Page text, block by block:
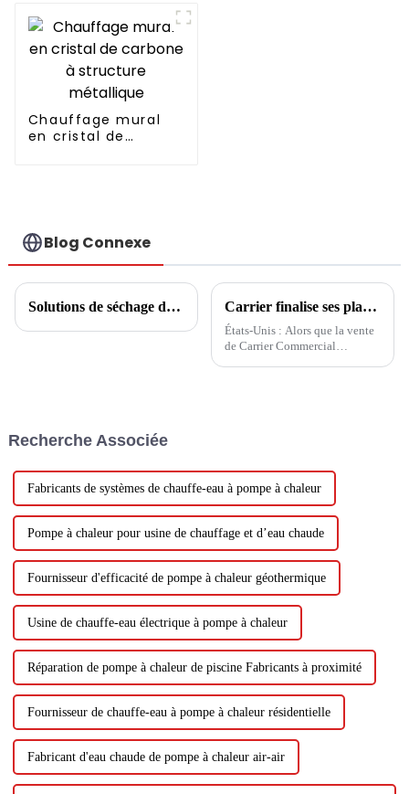
Copeland
Chauffage mural
en cristal de
Blog Connexe
Solutions de séchage des boues Carrier finalise ses plans de cession
États-Unis : Alors que la vente
de Carrier Commercial
Recherche Associée
Fabricants de systèmes de chauffe-eau à pompe à chaleur
Pompe à chaleur pour usine de chauffage et d’eau chaude
Fournisseur d'efficacité de pompe à chaleur géothermique
Usine de chauffe-eau électrique à pompe à chaleur
Réparation de pompe à chaleur de piscine Fabricants à proximité
Fournisseur de chauffe-eau à pompe à chaleur résidentielle
Fabricant d'eau chaude de pompe à chaleur air-air